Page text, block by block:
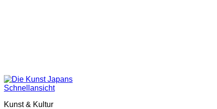
Schnellansicht
Kunst & Kultur